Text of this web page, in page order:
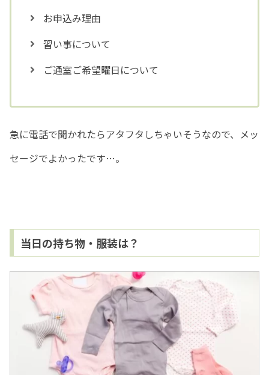
お申込み理由
習い事について
ご通室ご希望曜日について
急に電話で聞かれたらアタフタしちゃいそうなので、メッ
セージでよかったです…。
当日の持ち物・服装は？